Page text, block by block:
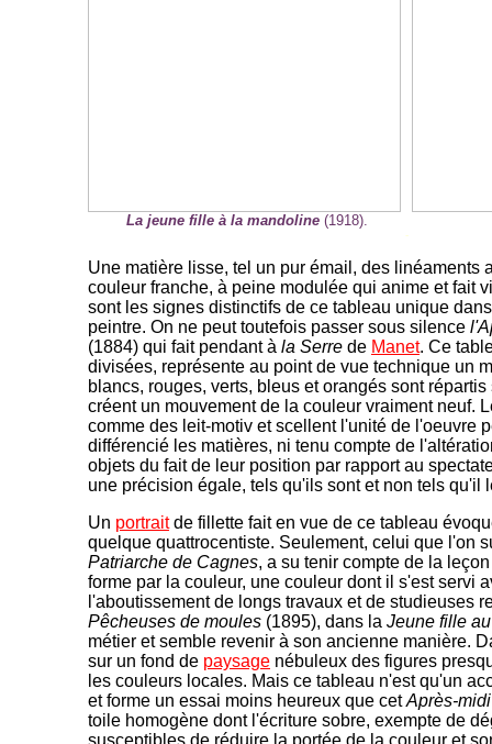
La jeune fille à la mandoline (1918).
-
Une matière lisse, tel un pur émail, des linéaments
couleur franche, à peine modulée qui anime et fait
sont les signes distinctifs de ce tableau unique
peintre. On ne peut toutefois passer sous silence
(1884) qui fait pendant à la Serre de Manet. Ce
divisées, représente au point de vue technique un
blancs, rouges, verts, bleus et orangés sont
créent un mouvement de la couleur vraiment neuf.
comme des leit-motiv et scellent l'unité de l'oeuvre
différencié les matières, ni tenu compte de
objets du fait de leur position par rapport au
une précision égale, tels qu'ils sont et non tels qu'il
Un portraitde fillette fait en vue de ce tableau
quelque quattrocentiste. Seulement, celui que l'on
Patriarche de Cagnes, a su tenir compte de la
forme par la couleur, une couleur dont il s'est servi
l'aboutissement de longs travaux et de studieuses
Pêcheuses de moules (1895), dans la Jeune fille
métier et semble revenir à son ancienne manière.
sur un fond de paysage nébuleux des figures
les couleurs locales. Mais ce tableau n'est qu'un
et forme un essai moins heureux que cetAprès-
toile homogène dont l'écriture sobre, exempte de